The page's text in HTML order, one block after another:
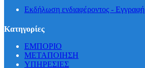
Εκδήλωση ενδιαφέροντος - Εγγραφή
Κατηγορίες
ΕΜΠΟΡΙΟ
ΜΕΤΑΠΟΙΗΣΗ
ΥΠΗΡΕΣΙΕΣ